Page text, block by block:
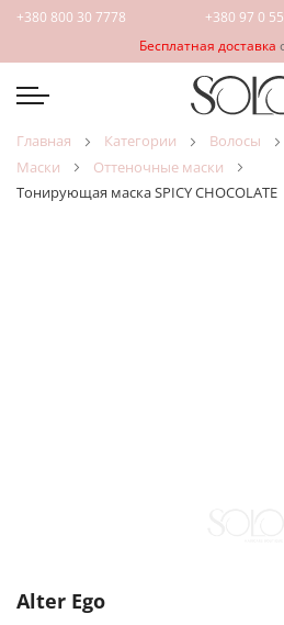
+380 800 30 7778 +380 97 0
Бесплатная доставка
главная категории волосы
маски
оттеночные маски
Тонирующая маска SPICY CHOCOLATE
Alter Ego